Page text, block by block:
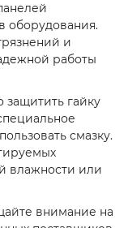
оборудования.
и
работы
защитить гайку
смазку.
влажности или
внимание на